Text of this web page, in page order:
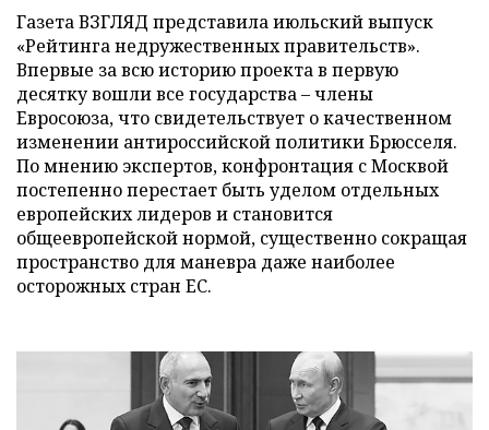
Газета ВЗГЛЯД представила июльский выпуск
«Рейтинга недружественных правительств».
Впервые за всю историю проекта в первую
десятку вошли все государства – члены
Евросоюза, что свидетельствует о качественном
изменении антироссийской политики Брюсселя.
По мнению экспертов, конфронтация с Москвой
постепенно перестает быть уделом отдельных
европейских лидеров и становится
общеевропейской нормой, существенно сокращая
пространство для маневра даже наиболее
осторожных стран ЕС.